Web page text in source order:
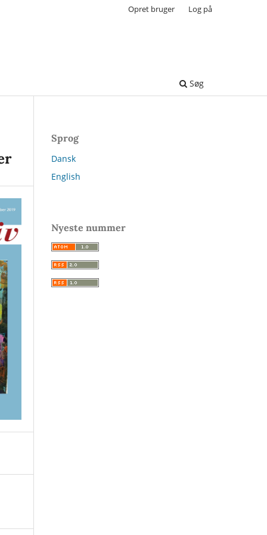
Søg
Opret bruger Log på
Sprog
Dansk
English
Nyeste nummer